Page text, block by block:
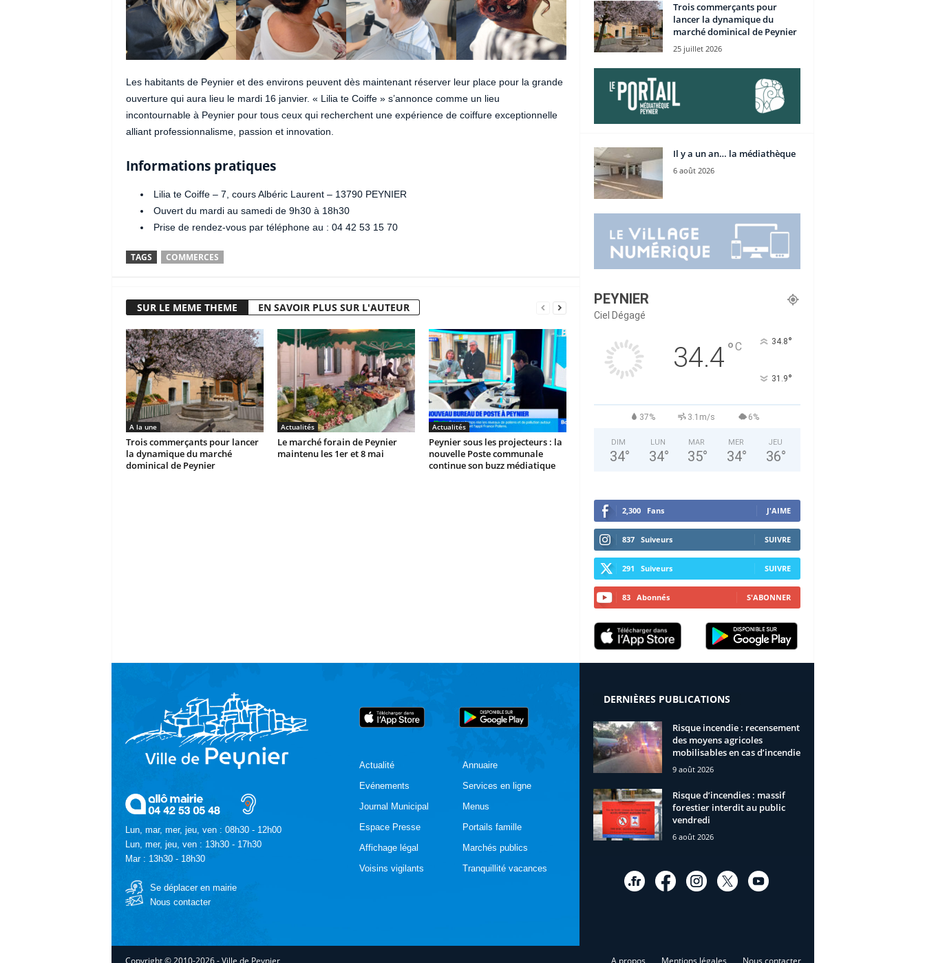
Les habitants de Peynier et des environs peuvent dès maintenant réserver leur place pour la grande
ouverture qui aura lieu le mardi 16 janvier. « Lilia te Coiffe » s’annonce comme un lieu
incontournable à Peynier pour tous ceux qui recherchent une expérience de coiffure exceptionnelle
alliant professionnalisme, passion et innovation.
Informations pratiques
Lilia te Coiffe – 7, cours Albéric Laurent – 13790 PEYNIER
Ouvert du mardi au samedi de 9h30 à 18h30
Prise de rendez-vous par téléphone au : 04 42 53 15 70
TAGS COMMERCES
SUR LE MEME THEME EN SAVOIR PLUS SUR L'AUTEUR
A la une
Trois commerçants pour lancer
la dynamique du marché
dominical de Peynier
Actualités
Le marché forain de Peynier
maintenu les 1er et 8 mai
Actualités
Peynier sous les projecteurs : la
nouvelle Poste communale
continue son buzz médiatique
Trois commerçants pour
lancer la dynamique du
marché dominical de Peynier
25 juillet 2026
Il y a un an… la médiathèque
6 août 2026
PEYNIER
Ciel Dégagé
34.4°C 34.8°
31.9°
37% 3.1m/s 6%
DIM
34°
LUN
34°
MAR
35°
MER
34°
JEU
36°
2,300 Fans J'AIME
837 Suiveurs SUIVRE
291 Suiveurs SUIVRE
83 Abonnés S'ABONNER
Lun, mar, mer, jeu, ven : 08h30 - 12h00
Lun, mer, jeu, ven : 13h30 - 17h30
Mar : 13h30 - 18h30
Se déplacer en mairie
Nous contacter
Actualité
Evénements
Journal Municipal
Espace Presse
Affichage légal
Voisins vigilants
Annuaire
Services en ligne
Menus
Portails famille
Marchés publics
Tranquillité vacances
DERNIÈRES PUBLICATIONS
Risque incendie : recensement
des moyens agricoles
mobilisables en cas d’incendie
9 août 2026
Risque d’incendies : massif
forestier interdit au public
vendredi
6 août 2026